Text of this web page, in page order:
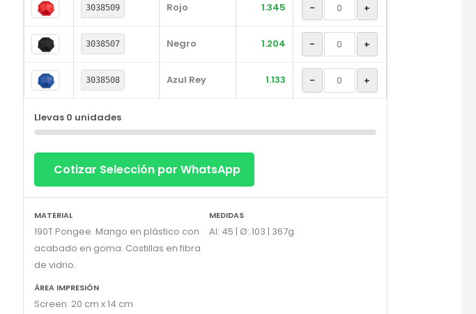
IA
tu logotipo aquí
3038509 Rojo 1.345 - +
3038507 Negro 1.204 - +
3038508 Azul Rey 1.133 - +
Llevas 0 unidades
Cotizar Selección por WhatsApp
MATERIAL
190T Pongee. Mango en plástico con
acabado en goma. Costillas en fibra
de vidrio.
MEDIDAS
Al: 45 | Ø: 103 | 367g
ÁREA IMPRESIÓN
Screen: 20 cm x 14 cm